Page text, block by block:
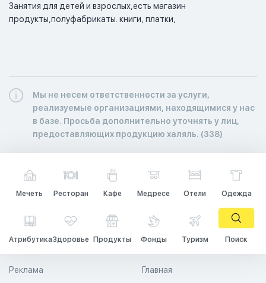
Занятия для детей и взрослых,есть магазин
продукты,полуфабрикаты. книги, платки,
Мы не несем ответственности за услуги,
реализуемые организациями, находящимися у нас
в базе. Просьба дополнительно уточнять у лиц,
предоставляющих продукцию халяль. (338)
Мечеть Ресторан Кафе Медресе Отели Одежда
АтрибутикаЗдоровье Продукты Фонды Туризм Поиск
Главная
Реклама